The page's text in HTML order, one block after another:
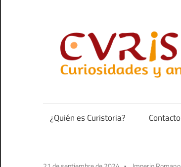
contenido
anécdotas
de
¿Quién es Curistoria? Contacto